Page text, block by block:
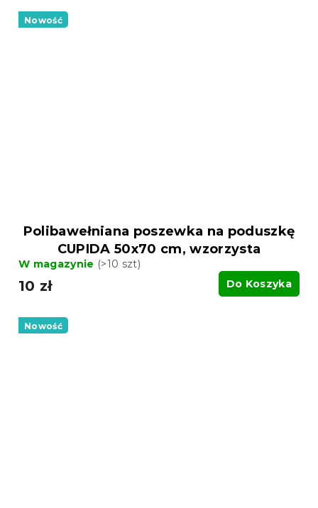
Nowość
Polibawełniana poszewka na poduszkę
CUPIDA 50x70 cm, wzorzysta
W magazynie (>10 szt)
10 zł Do Koszyka
Nowość